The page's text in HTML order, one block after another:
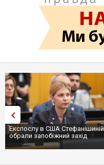
Експослу в США Стефанішиній
обрали запобіжний захід